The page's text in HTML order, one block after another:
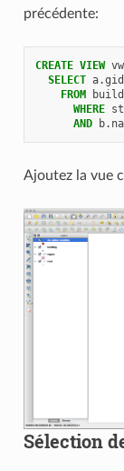
précédente:
CREATE VIEW
SELECT a.gid
FROM
WHERE
AND
b.
Ajoutez la vue
Sélection